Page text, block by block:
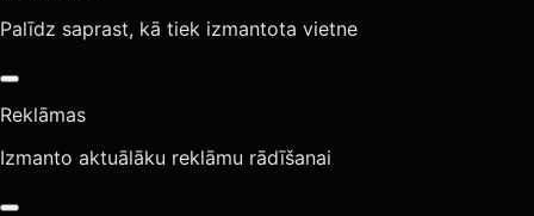
Palīdz saprast, kā tiek izmantota vietne
Reklāmas
Izmanto aktuālāku reklāmu rādīšanai